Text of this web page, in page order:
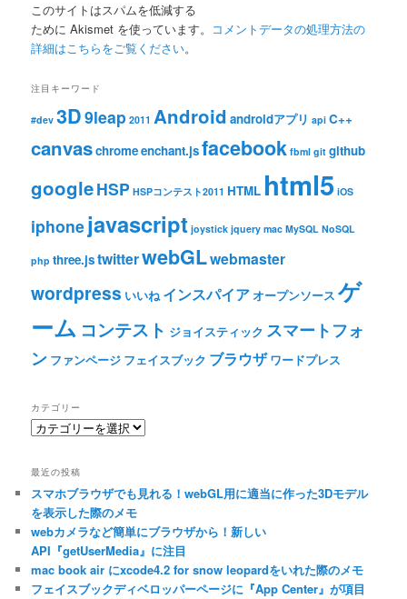
このサイトはスパムを低減する
ために Akismet を使っています。 コメントデータの処理方法の
詳細はこちらをご覧ください。
注目キーワード
#dev 3D9leap 2011 Android androidアプリ api C++
canvaschromeenchant.jsfacebook fbml git github
googleHSP HSPコンテスト2011 HTML html5 iOS
iphonejavascript joystick jquery mac MySQL NoSQL
php three.jstwitterwebGLwebmaster
wordpress いいね インスパイアオープンソース ゲ
ーム コンテスト ジョイスティック スマートフォ
ン ファンページ フェイスブック ブラウザ ワードプレス
カテゴリー
カ
リ
ー
最近の投稿
スマホブラウザでも見れる！webGL用に適当に作った3Dモデル
を表示した際のメモ
webカメラなど簡単にブラウザから！新しい
API『getUserMedia』に注目
mac book air にxcode4.2 for snow leopardをいれた際のメモ
フェイスブックディベロッパーページに『App Center』が項目